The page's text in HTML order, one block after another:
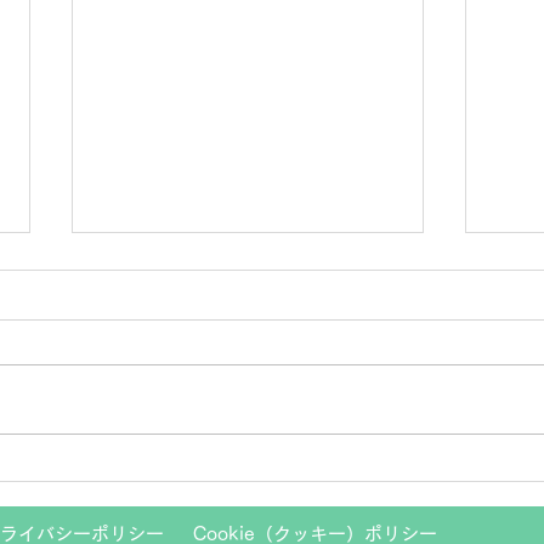
お知らせ：お盆休み8月13日
～８月16日になります。
イバシーポリシー Cookie（クッキー）ポリシー